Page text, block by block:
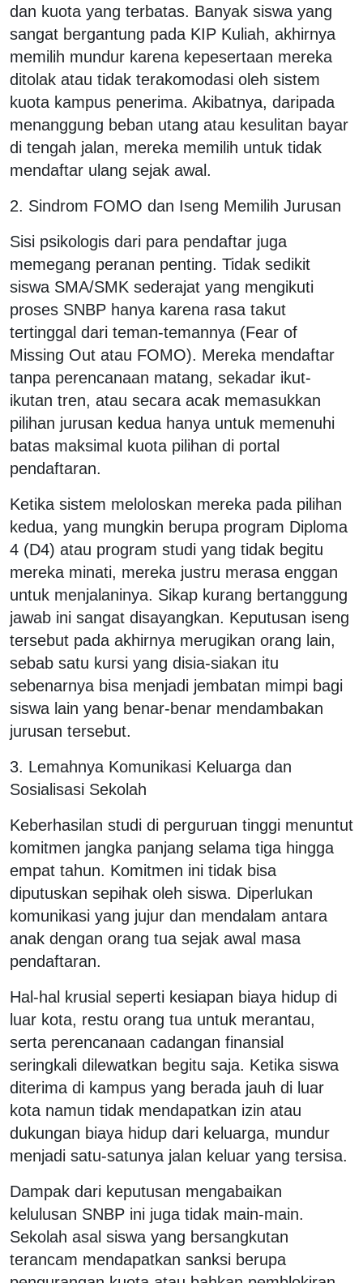
dan kuota yang terbatas. Banyak siswa yang
sangat bergantung pada KIP Kuliah, akhirnya
memilih mundur karena kepesertaan mereka
ditolak atau tidak terakomodasi oleh sistem
kuota kampus penerima. Akibatnya, daripada
menanggung beban utang atau kesulitan bayar
di tengah jalan, mereka memilih untuk tidak
mendaftar ulang sejak awal.
2. Sindrom FOMO dan Iseng Memilih Jurusan
Sisi psikologis dari para pendaftar juga
memegang peranan penting. Tidak sedikit
siswa SMA/SMK sederajat yang mengikuti
proses SNBP hanya karena rasa takut
tertinggal dari teman-temannya (Fear of
Missing Out atau FOMO). Mereka mendaftar
tanpa perencanaan matang, sekadar ikut-
ikutan tren, atau secara acak memasukkan
pilihan jurusan kedua hanya untuk memenuhi
batas maksimal kuota pilihan di portal
pendaftaran.
Ketika sistem meloloskan mereka pada pilihan
kedua, yang mungkin berupa program Diploma
4 (D4) atau program studi yang tidak begitu
mereka minati, mereka justru merasa enggan
untuk menjalaninya. Sikap kurang bertanggung
jawab ini sangat disayangkan. Keputusan iseng
tersebut pada akhirnya merugikan orang lain,
sebab satu kursi yang disia-siakan itu
sebenarnya bisa menjadi jembatan mimpi bagi
siswa lain yang benar-benar mendambakan
jurusan tersebut.
3. Lemahnya Komunikasi Keluarga dan
Sosialisasi Sekolah
Keberhasilan studi di perguruan tinggi menuntut
komitmen jangka panjang selama tiga hingga
empat tahun. Komitmen ini tidak bisa
diputuskan sepihak oleh siswa. Diperlukan
komunikasi yang jujur dan mendalam antara
anak dengan orang tua sejak awal masa
pendaftaran.
Hal-hal krusial seperti kesiapan biaya hidup di
luar kota, restu orang tua untuk merantau,
serta perencanaan cadangan finansial
seringkali dilewatkan begitu saja. Ketika siswa
diterima di kampus yang berada jauh di luar
kota namun tidak mendapatkan izin atau
dukungan biaya hidup dari keluarga, mundur
menjadi satu-satunya jalan keluar yang tersisa.
Dampak dari keputusan mengabaikan
kelulusan SNBP ini juga tidak main-main.
Sekolah asal siswa yang bersangkutan
terancam mendapatkan sanksi berupa